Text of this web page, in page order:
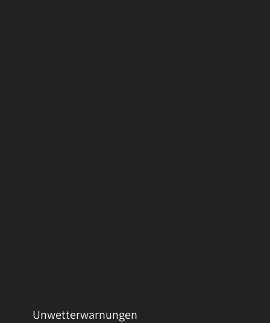
Unwetterwarnungen